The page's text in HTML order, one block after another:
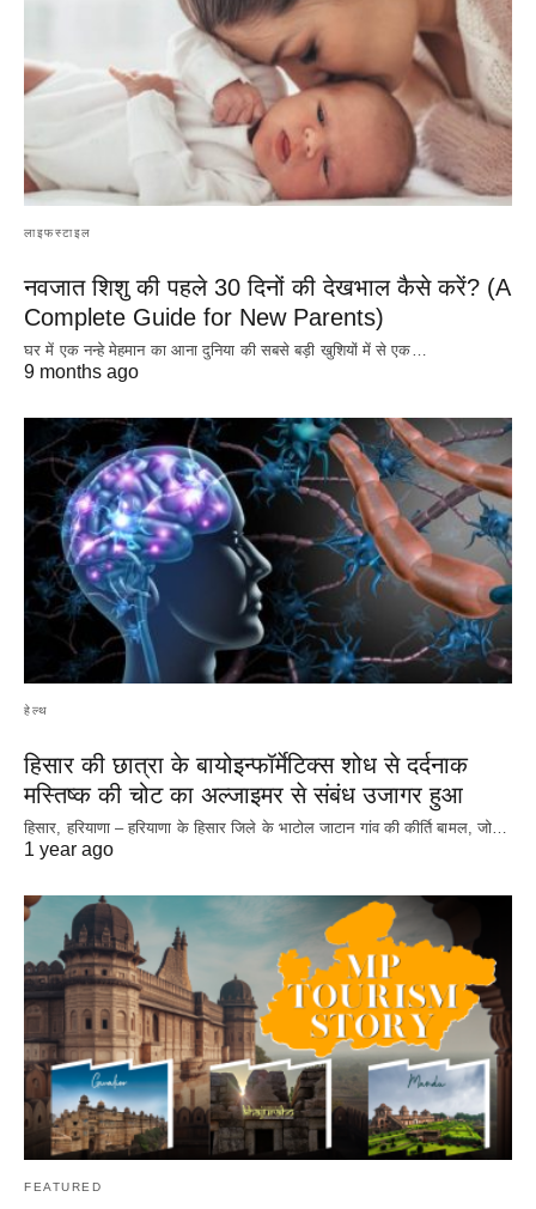
लाइफस्टाइल
नवजात शिशु की पहले 30 दिनों की देखभाल कैसे करें? (A
Complete Guide for New Parents)
घर में एक नन्हे मेहमान का आना दुनिया की सबसे बड़ी खुशियों में से एक…
9 months ago
हेल्थ
हिसार की छात्रा के बायोइन्फॉर्मेटिक्स शोध से दर्दनाक
मस्तिष्क की चोट का अल्जाइमर से संबंध उजागर हुआ
हिसार, हरियाणा – हरियाणा के हिसार जिले के भाटोल जाटान गांव की कीर्ति बामल, जो…
1 year ago
FEATURED